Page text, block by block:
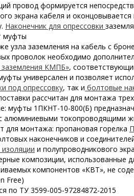
провод формируется
экрана кабеля и
Наконечник для опрессовки
муфты
узла заземления на кабель с
проволок необходимо
заземления КМПБ»,
универсален и позволяет
под опрессовку, так и болтовые
рассчитан для монтажа
муфты 1ПКНТ-10-800(Б)
алюминиевыми токопроводящими
для монтажа: пропановая горелка
наконечников и
и полупроводникового
композиции, использованные
компонентов «КВТ», не
Free)
по ТУ 3599-005-97284872-2015